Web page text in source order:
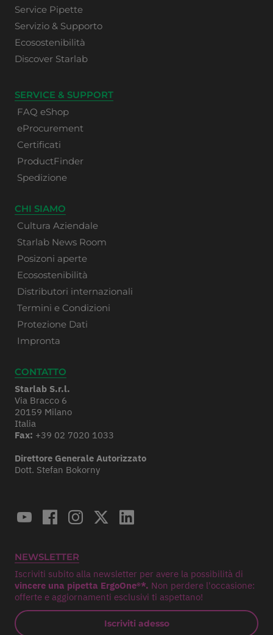
Service Pipette
Servizio & Supporto
Ecosostenibilità
Discover Starlab
SERVICE & SUPPORT
FAQ eShop
eProcurement
Certificati
ProductFinder
Spedizione
CHI SIAMO
Cultura Aziendale
Starlab News Room
Posizoni aperte
Ecosostenibilità
Distributori internazionali
Termini e Condizioni
Protezione Dati
Impronta
CONTATTO
Starlab S.r.l.
Via Bracco 6
20159 Milano
Italia
Fax: +39 02 7020 1033
Direttore Generale Autorizzato
Dott. Stefan Bokorny
NEWSLETTER
Iscriviti subito alla newsletter per avere la possibilità di
vincere una pipetta ErgoOne®*. Non perdere l'occasione:
offerte e aggiornamenti esclusivi ti aspettano!
Iscriviti adesso